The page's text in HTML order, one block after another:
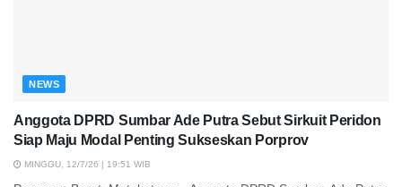
NEWS
Anggota DPRD Sumbar Ade Putra Sebut Sirkuit Peridon
Siap Maju Modal Penting Sukseskan Porprov
MINGGU, 12/7/26 | 19:51 WIB